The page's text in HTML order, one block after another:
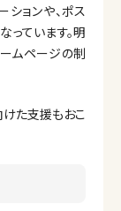
ョンや、ポス
っています。明
ムページの制
た支援もおこ